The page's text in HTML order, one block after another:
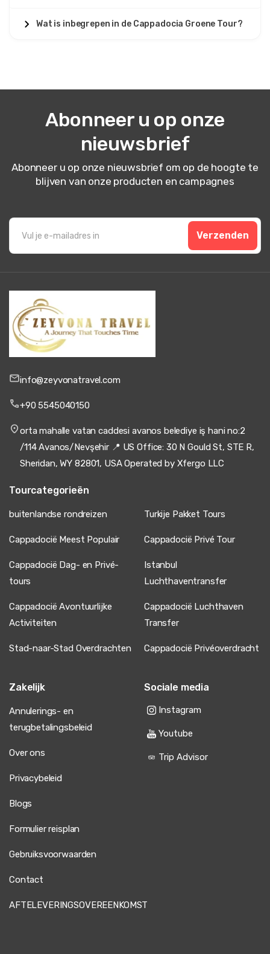
Wat is inbegrepen in de Cappadocia Groene Tour?
Abonneer u op onze
nieuwsbrief
Abonneer u op onze nieuwsbrief om op de hoogte te
blijven van onze producten en campagnes
Verzenden
info@zeyvonatravel.com
+90 5545040150
orta mahalle vatan caddesi avanos belediye iş hani no:2
/114 Avanos/Nevşehir 📍 US Office: 30 N Gould St, STE R,
Sheridan, WY 82801, USA Operated by Xfergo LLC
Tourcategorieën
buitenlandse rondreizen Turkije Pakket Tours
Cappadocië Meest Populair Cappadocië Privé Tour
Cappadocië Dag- en Privé-
tours
Istanbul
Luchthaventransfer
Cappadocië Avontuurlijke
Activiteiten
Cappadocië Luchthaven
Transfer
Stad-naar-Stad Overdrachten Cappadocië Privéoverdracht
Zakelijk
Annulerings- en
terugbetalingsbeleid
Over ons
Privacybeleid
Blogs
Formulier reisplan
Gebruiksvoorwaarden
Contact
AFTELEVERINGSOVEREENKOMST
Sociale media
Instagram
Youtube
Trip Advisor